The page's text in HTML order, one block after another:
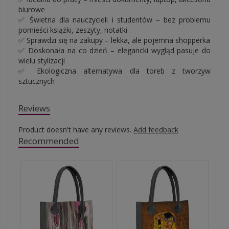
biurowe
✅ Świetna dla nauczycieli i studentów – bez problemu
pomieści książki, zeszyty, notatki
✅ Sprawdzi się na zakupy – lekka, ale pojemna shopperka
✅ Doskonała na co dzień – elegancki wygląd pasuje do
wielu stylizacji
✅ Ekologiczna alternatywa dla toreb z tworzyw
sztucznych
Reviews
Product doesn't have any reviews. Add feedback
Recommended